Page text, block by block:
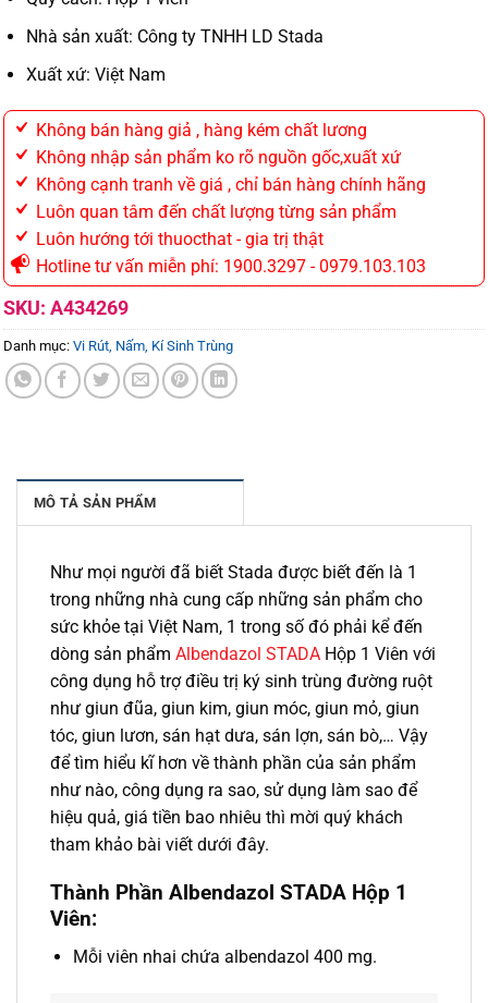
Nhà sản xuất: Công ty TNHH LD Stada
Xuất xứ: Việt Nam
Không bán hàng giả , hàng kém chất lương
Không nhập sản phẩm ko rõ nguồn gốc,xuất xứ
Không cạnh tranh về giá , chỉ bán hàng chính hãng
Luôn quan tâm đến chất lượng từng sản phẩm
Luôn hướng tới thuocthat - gia trị thật
Hotline tư vấn miễn phí: 1900.3297 - 0979.103.103
SKU: A434269
Danh mục: Vi Rút, Nấm, Kí Sinh Trùng
MÔ TẢ SẢN PHẨM
Như mọi người đã biết Stada được biết đến là 1
trong những nhà cung cấp những sản phẩm cho
sức khỏe tại Việt Nam, 1 trong số đó phải kể đến
dòng sản phẩm Albendazol STADA Hộp 1 Viên với
công dụng hỗ trợ điều trị ký sinh trùng đường ruột
như giun đũa, giun kim, giun móc, giun mỏ, giun
tóc, giun lươn, sán hạt dưa, sán lợn, sán bò,… Vậy
để tìm hiểu kĩ hơn về thành phần của sản phẩm
như nào, công dụng ra sao, sử dụng làm sao để
hiệu quả, giá tiền bao nhiêu thì mời quý khách
tham khảo bài viết dưới đây.
Thành Phần Albendazol STADA Hộp 1
Viên:
Mỗi viên nhai chứa albendazol 400 mg.